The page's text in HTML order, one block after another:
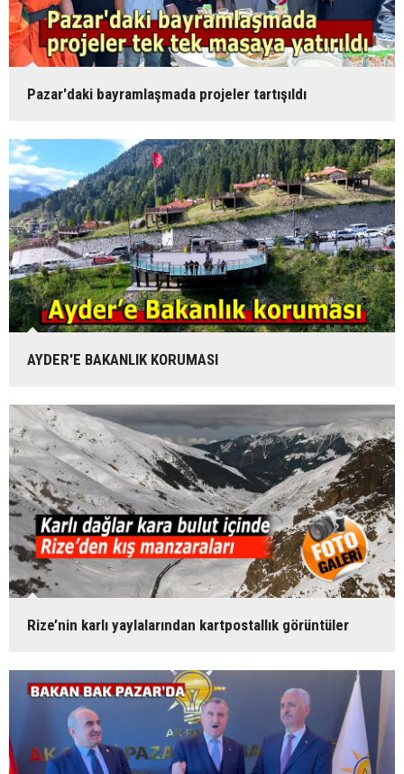
Pazar'daki bayramlaşmada projeler tartışıldı
AYDER'E BAKANLIK KORUMASI
Rize’nin karlı yaylalarından kartpostallık görüntüler